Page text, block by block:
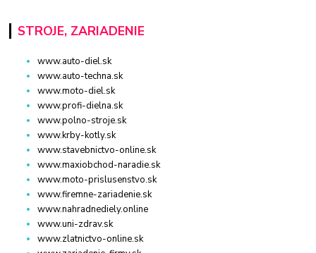
STROJE, ZARIADENIE
www.auto-diel.sk
www.auto-techna.sk
www.moto-diel.sk
www.profi-dielna.sk
www.polno-stroje.sk
www.krby-kotly.sk
www.stavebnictvo-online.sk
www.maxiobchod-naradie.sk
www.moto-prislusenstvo.sk
www.firemne-zariadenie.sk
www.nahradnediely.online
www.uni-zdrav.sk
www.zlatnictvo-online.sk